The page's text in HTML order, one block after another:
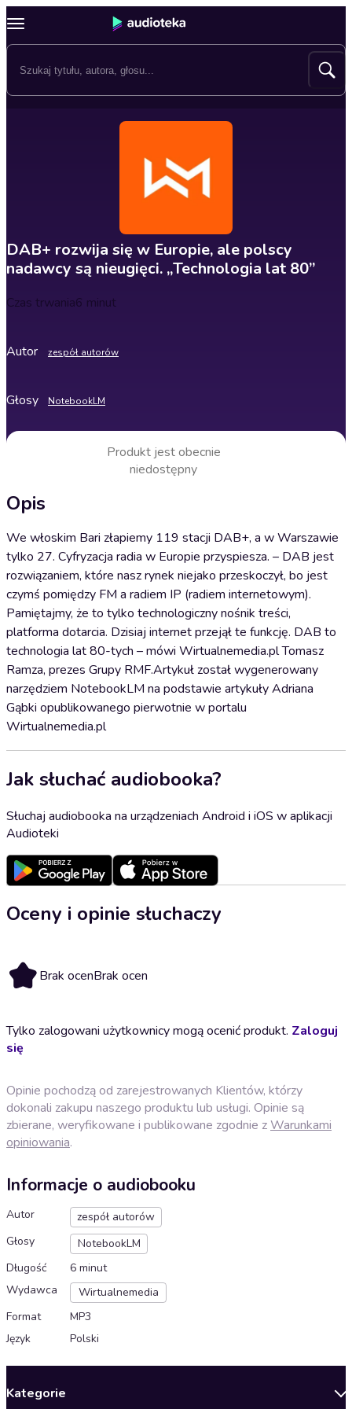
DAB+ rozwija się w Europie, ale polscy
nadawcy są nieugięci. „Technologia lat 80”
Czas trwania6 minut
Autor zespół autorów
Głosy NotebookLM
Produkt jest obecnie
niedostępny
Opis
We włoskim Bari złapiemy 119 stacji DAB+, a w Warszawie
tylko 27. Cyfryzacja radia w Europie przyspiesza. – DAB jest
rozwiązaniem, które nasz rynek niejako przeskoczył, bo jest
czymś pomiędzy FM a radiem IP (radiem internetowym).
Pamiętajmy, że to tylko technologiczny nośnik treści,
platforma dotarcia. Dzisiaj internet przejął te funkcję. DAB to
technologia lat 80-tych – mówi Wirtualnemedia.pl Tomasz
Ramza, prezes Grupy RMF.Artykuł został wygenerowany
narzędziem NotebookLM na podstawie artykuły Adriana
Gąbki opublikowanego pierwotnie w portalu
Wirtualnemedia.pl
Jak słuchać audiobooka?
Słuchaj audiobooka na urządzeniach Android i iOS w aplikacji
Audioteki
Oceny i opinie słuchaczy
Brak ocenBrak ocen
Tylko zalogowani użytkownicy mogą ocenić produkt. Zaloguj
się
Opinie pochodzą od zarejestrowanych Klientów, którzy
dokonali zakupu naszego produktu lub usługi. Opinie są
zbierane, weryfikowane i publikowane zgodnie zWarunkami
opiniowania.
Informacje o audiobooku
Autor
zespół autorów
Głosy
NotebookLM
Długość
6 minut
Wydawca
Wirtualnemedia
Format
MP3
Język
Polski
Kategorie